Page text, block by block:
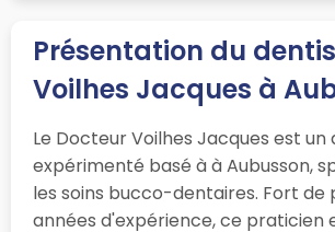
Présentation du
Voilhes Jacques à
Le Docteur Voilhes Jacques est un
expérimenté basé à à Aubusson,
les soins bucco-dentaires. Fort de
années d'expérience, ce praticien